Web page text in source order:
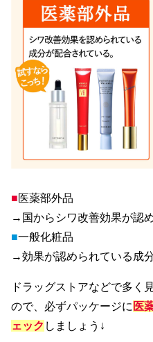
■医薬部外品
→国からシワ改善効果が認
■一般化粧品
→効果が認められている成
ドラッグストアなどで多く
ので、必ずパッケージに 医
ェック しましょう↓